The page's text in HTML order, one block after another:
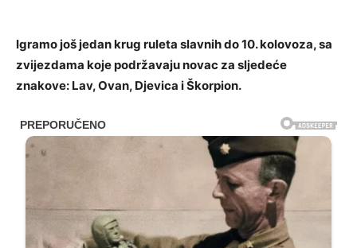
Igramo još jedan krug ruleta slavnih do 10. kolovoza, sa
zvijezdama koje podržavaju novac za sljedeće
znakove: Lav, Ovan, Djevica i Škorpion.